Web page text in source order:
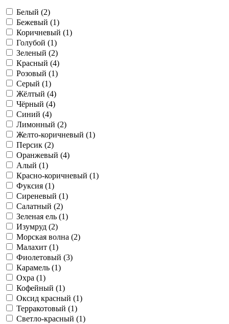
Белый (2)
Бежевый (1)
Коричневый (1)
Голубой (1)
Зеленый (2)
Красный (4)
Розовый (1)
Серый (1)
Жёлтый (4)
Чёрный (4)
Синий (4)
Лимонный (2)
Желто-коричневый (1)
Персик (2)
Оранжевый (4)
Алый (1)
Красно-коричневый (1)
Фуксия (1)
Сиреневый (1)
Салатный (2)
Зеленая ель (1)
Изумруд (2)
Морская волна (2)
Малахит (1)
Фиолетовый (3)
Карамель (1)
Охра (1)
Кофейный (1)
Оксид красный (1)
Терракотовый (1)
Светло-красный (1)